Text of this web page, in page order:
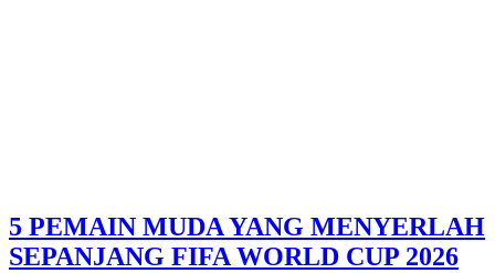
5 PEMAIN MUDA YANG MENYERLAH
SEPANJANG FIFA WORLD CUP 2026